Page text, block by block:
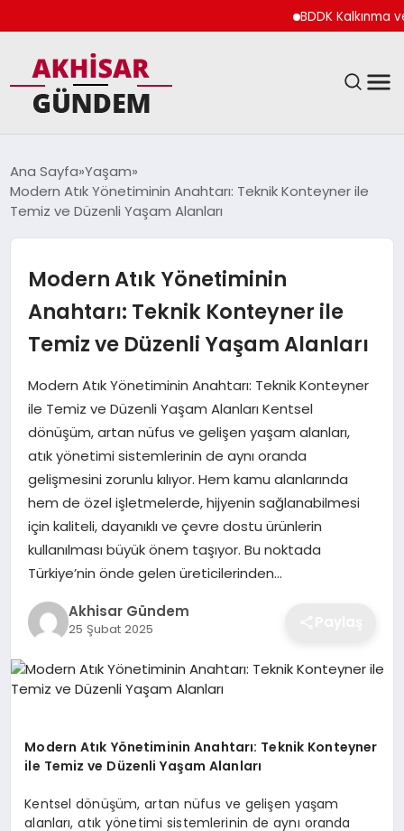
BDDK Kalkınma ve
DÜNYA
TEKNOLOJI
YAŞAM
Ana Sayfa Yaşam
Modern Atık Yönetiminin Anahtarı: Teknik Konteyner ile
Temiz ve Düzenli Yaşam Alanları
Modern Atık Yönetiminin
Anahtarı: Teknik Konteyner ile
Temiz ve Düzenli Yaşam Alanları
Modern Atık Yönetiminin Anahtarı: Teknik Konteyner
ile Temiz ve Düzenli Yaşam Alanları Kentsel
dönüşüm, artan nüfus ve gelişen yaşam alanları,
atık yönetimi sistemlerinin de aynı oranda
gelişmesini zorunlu kılıyor. Hem kamu alanlarında
hem de özel işletmelerde, hijyenin sağlanabilmesi
için kaliteli, dayanıklı ve çevre dostu ürünlerin
kullanılması büyük önem taşıyor. Bu noktada
Türkiye’nin önde gelen üreticilerinden…
Akhisar Gündem
25 Şubat 2025
Modern Atık Yönetiminin Anahtarı: Teknik Konteyner
ile Temiz ve Düzenli Yaşam Alanları
Kentsel dönüşüm, artan nüfus ve gelişen yaşam
alanları, atık yönetimi sistemlerinin de aynı oranda